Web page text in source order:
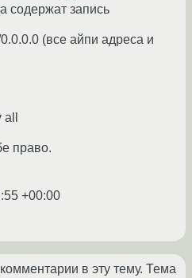
содержат запись
(все айпи адреса и
право.
+00:00
в эту тему. Тема